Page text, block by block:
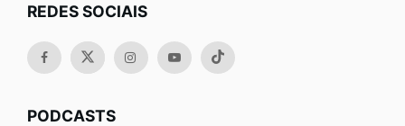
REDES SOCIAIS
PODCASTS